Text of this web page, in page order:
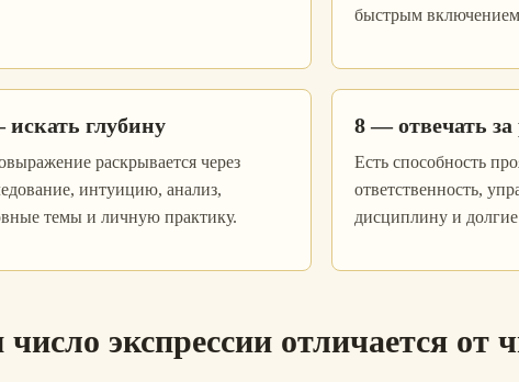
быстрым
глубину
раскрывается через
интуицию, анализ,
темы и личную практику.
8 — отвечать за
Есть способность
ответственность,
дисциплину и
экспрессии отличается от